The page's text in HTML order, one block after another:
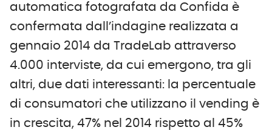
automatica fotografata da Confida è
confermata dall’indagine realizzata a
gennaio 2014 da TradeLab attraverso
4.000 interviste, da cui emergono, tra gli
altri, due dati interessanti: la percentuale
di consumatori che utilizzano il vending è
in crescita, 47% nel 2014 rispetto al 45%